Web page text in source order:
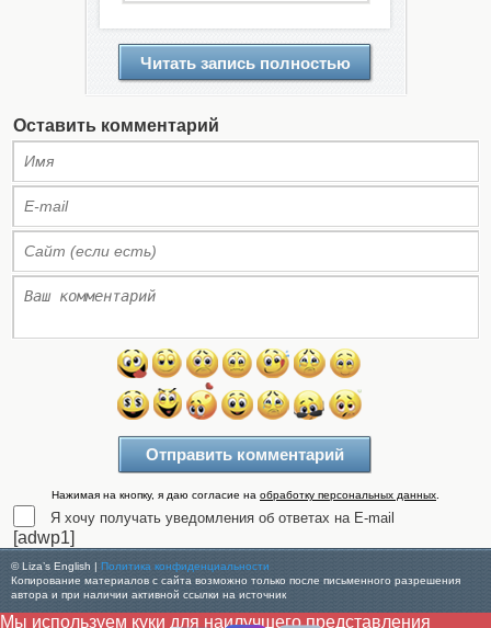
Читать запись полностью
Оставить комментарий
Нажимая на кнопку, я даю согласие на обработку персональных данных
Я хочу получать уведомления об ответах на E-mail
[adwp1]
© Liza’s English | Политика конфиденциальности
Копирование материалов с сайта возможно только после письменного разрешения
автора и при наличии активной ссылки на источник
Мы используем куки для наилучшего представления